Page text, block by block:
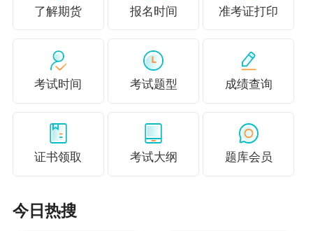
然会出问题。所以大家日常饮食不仅蔬菜需要多
不爱喝水。
水是生命之源，每天保证喝6~8杯
水 ，新陈代谢才能保持正常，炎炎夏日已到，很
房间内待一整天的话，更要注意饮水了，不然免
疫力会出问题，还会得空调病。
人为了赶时间，就不喜欢吃早餐。其实熬夜—起
了解期货 报名时间 准考证打印
考试时间 考试题型 成绩查询
证书领取 考试大纲 题库会员
今日热搜